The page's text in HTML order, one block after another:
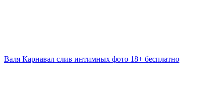
Валя Карнавал слив интимных фото 18+ бесплатно